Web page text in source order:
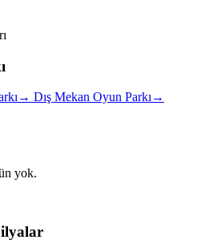
→ Dış Mekan Oyun Parkı→
yok.